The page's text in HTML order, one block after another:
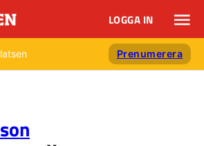
LOGGA IN
Prenumerera